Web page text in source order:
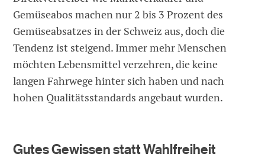
Gemüseabos machen nur 2 bis 3 Prozent des
Gemüseabsatzes in der Schweiz aus, doch die
Tendenz ist steigend. Immer mehr Menschen
möchten Lebensmittel verzehren, die keine
langen Fahrwege hinter sich haben und nach
hohen Qualitätsstandards angebaut wurden.
Gutes Gewissen statt Wahlfreiheit